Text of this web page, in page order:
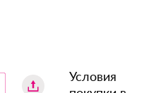
Условия